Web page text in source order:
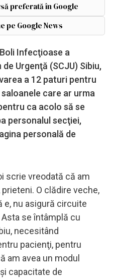
preferată în Google
pe Google News
Infecţioase a
Urgenţă (SCJU) Sibiu,
a 12 paturi pentru
care ar urma
ca acolo să se
personalul secţiei,
personală de
scrie vreodată că am
O clădire veche,
e, nu asigură circuite
se întâmplă cu
necesitând
pacienţi, pentru
am avea un modul
capacitate de